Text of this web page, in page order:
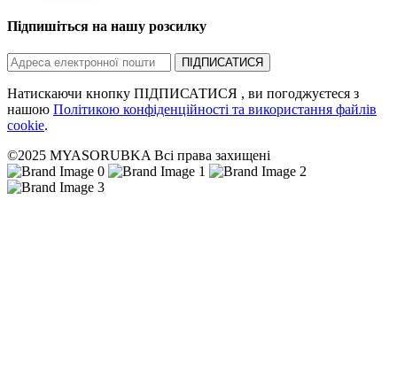
Підпишіться на нашу розсилку
ПІДПИСАТИСЯ
Натискаючи кнопку ПІДПИСАТИСЯ , ви погоджуєтеся з
нашою Політикою конфіденційності та використання файлів
cookie.
©2025 MYASORUBKA Всі права захищені